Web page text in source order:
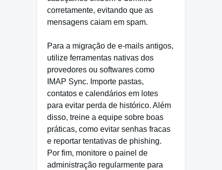
corretamente, evitando que as
mensagens caiam em spam.
Para a migração de e-mails antigos,
utilize ferramentas nativas dos
provedores ou softwares como
IMAP Sync. Importe pastas,
contatos e calendários em lotes
para evitar perda de histórico. Além
disso, treine a equipe sobre boas
práticas, como evitar senhas fracas
e reportar tentativas de phishing.
Por fim, monitore o painel de
administração regularmente para